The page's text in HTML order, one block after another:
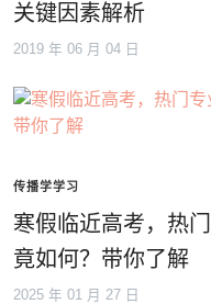
关键因素解析
2019 年 06 月 04 日
传播学学习
寒假临近高考，热
竟如何？带你了解
2025 年 01 月 27 日